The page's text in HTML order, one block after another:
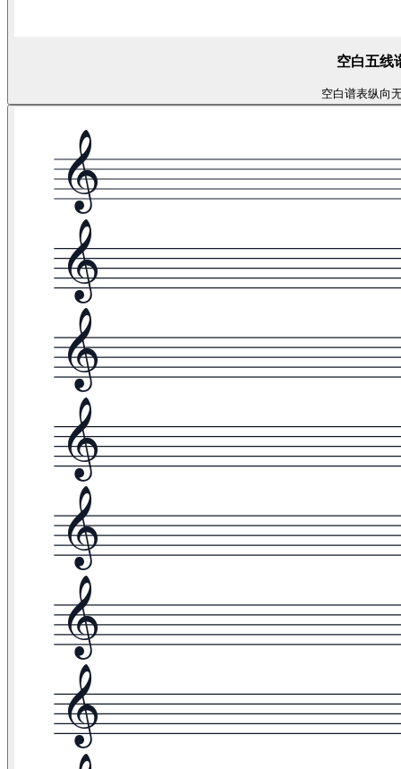
空白五线
空白谱表纵向